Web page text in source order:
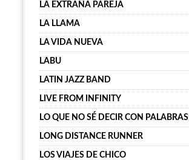
LA EXTRAÑA PAREJA
LA LLAMA
LA VIDA NUEVA
LABU
LATIN JAZZ BAND
LIVE FROM INFINITY
LO QUE NO SÉ DECIR CON PALABRAS
LONG DISTANCE RUNNER
LOS VIAJES DE CHICO